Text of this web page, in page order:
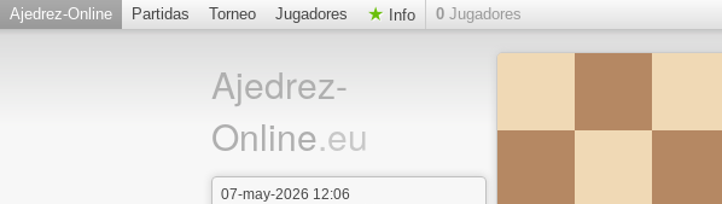
Ajedrez-Online Partidas Torneo Jugadores Info 0 Jugadores
Ajedrez-
Online.eu
07-may-2026 12:06